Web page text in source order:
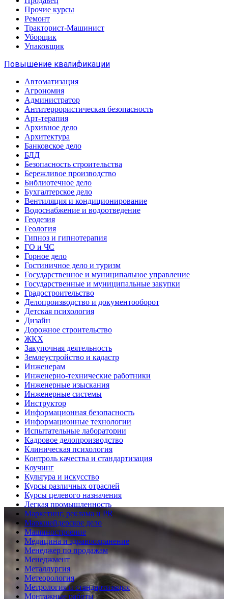
Прочие курсы
Ремонт
Тракторист-Машинист
Уборщик
Упаковщик
Повышение квалификации
Автоматизация
Агрономия
Администратор
Антитеррористическая безопасность
Арт-терапия
Архивное дело
Архитектура
Банковское дело
БДД
Безопасность строительства
Бережливое производство
Библиотечное дело
Бухгалтерское дело
Вентиляция и кондиционирование
Водоснабжение и водоотведение
Геодезия
Геология
Гипноз и гипнотерапия
ГО и ЧС
Горное дело
Гостиничное дело и туризм
Государственное и муниципальное управление
Государственные и муниципальные закупки
Градостроительство
Делопроизводство и документооборот
Детская психология
Дизайн
Дорожное строительство
ЖКХ
Закупочная деятельность
Землеустройство и кадастр
Инженерам
Инженерно-технические работники
Инженерные изыскания
Инженерные системы
Инструктор
Информационная безопасность
Информационные технологии
Испытательные лаборатории
Кадровое делопроизводство
Клиническая психология
Контроль качества и стандартизация
Коучинг
Культура и искусство
Курсы различных отраслей
Курсы целевого назначения
Легкая промышленность
Маркетинг, реклама и PR
Маркшейдерское дело
Машиностроение
Медицина и здравоохранение
Менеджер по продажам
Менеджмент
Металлургия
Метеорология
Метрология и стандартизация
Монтажные работы